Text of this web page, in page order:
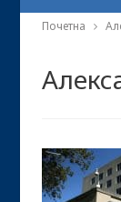
Почетна